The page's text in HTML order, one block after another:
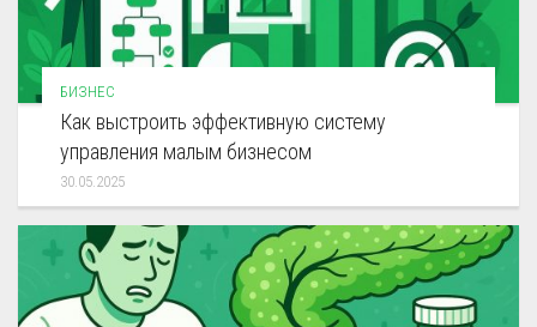
БИЗНЕС
Как выстроить эффективную систему
управления малым бизнесом
30.05.2025